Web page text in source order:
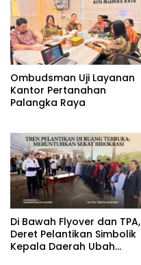
Ombudsman Uji Layanan
Kantor Pertanahan
Palangka Raya
Di Bawah Flyover dan TPA,
Deret Pelantikan Simbolik
Kepala Daerah Ubah